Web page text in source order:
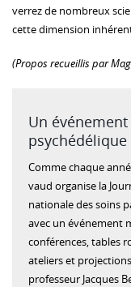
verrez de nombreux
cette dimension
(Propos recueillis par
Un
Comme chaque
vaud organise la
nationale des soins
avec un événement
conférences, tables
ateliers et
professeur Jacques